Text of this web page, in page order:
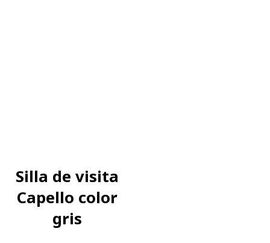
Silla de visita
Capello color
gris